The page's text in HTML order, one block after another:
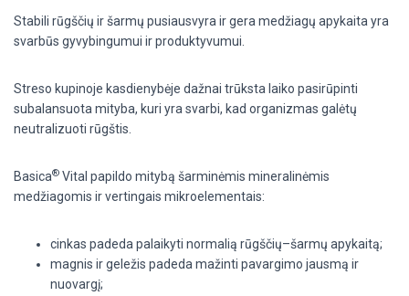
Stabili rūgščių ir šarmų pusiausvyra ir gera medžiagų apykaita yra
svarbūs gyvybingumui ir produktyvumui.
Streso kupinoje kasdienybėje dažnai trūksta laiko pasirūpinti
subalansuota mityba, kuri yra svarbi, kad organizmas galėtų
neutralizuoti rūgštis.
Basica® Vital papildo mitybą šarminėmis mineralinėmis
medžiagomis ir vertingais mikroelementais:
cinkas padeda palaikyti normalią rūgščių–šarmų apykaitą;
magnis ir geležis padeda mažinti pavargimo jausmą ir
nuovargį;